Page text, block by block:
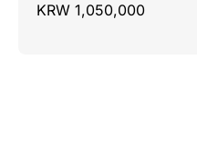
KRW 1,050,000